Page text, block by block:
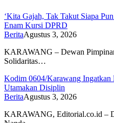
‘Kita Gajah, Tak Takut Siapa
Enam Kursi DPRD
BeritaAgustus 3, 2026
KARAWANG – Dewan
Solidaritas…
Kodim 0604/Karawang Ingatkan
Utamakan Disiplin
BeritaAgustus 3, 2026
KARAWANG, Editorial.co.id –